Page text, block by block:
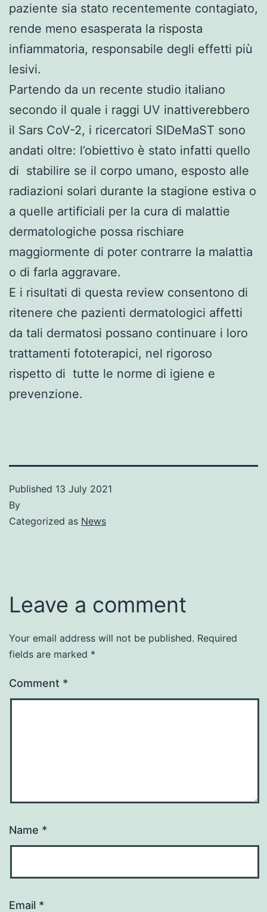
paziente sia stato recentemente contagiato,
rende meno esasperata la risposta
infiammatoria, responsabile degli effetti più
lesivi.
Partendo da un recente studio italiano
secondo il quale i raggi UV inattiverebbero
il Sars CoV-2, i ricercatori SIDeMaST sono
andati oltre: l’obiettivo è stato infatti quello
di stabilire se il corpo umano, esposto alle
radiazioni solari durante la stagione estiva o
a quelle artificiali per la cura di malattie
dermatologiche possa rischiare
maggiormente di poter contrarre la malattia
o di farla aggravare.
E i risultati di questa review consentono di
ritenere che pazienti dermatologici affetti
da tali dermatosi possano continuare i loro
trattamenti fototerapici, nel rigoroso
rispetto di tutte le norme di igiene e
prevenzione.
Published 13 July 2021
By
Categorized as News
Leave a comment
Your email address will not be published. Required
fields are marked *
Comment *
Name *
Email *